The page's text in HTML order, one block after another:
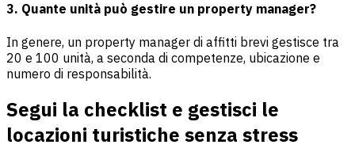
3. Quante unità può gestire un property manager?
In genere, un property manager di affitti brevi gestisce tra
20 e 100 unità, a seconda di competenze, ubicazione e
numero di responsabilità.
Segui la checklist e gestisci le
locazioni turistiche senza stress